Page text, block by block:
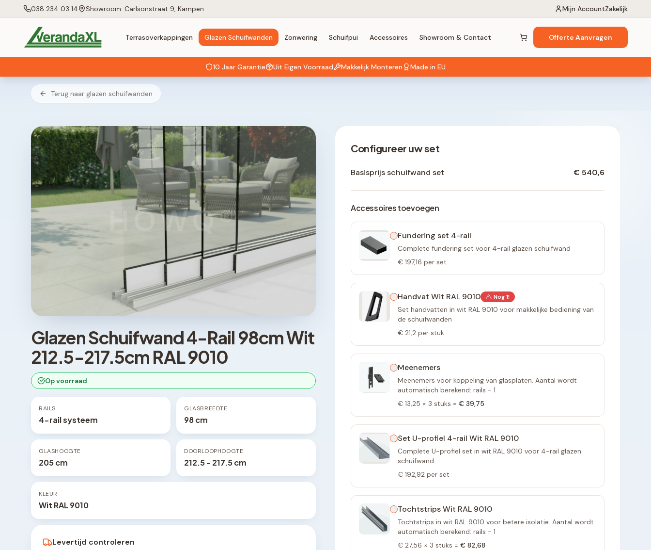
038 234 03 14 Showroom: Carlsonstraat 9, Kampen Mijn AccountZakelijk
Terrasoverkappingen Glazen Schuifwanden Zonwering Schuifpui Accessoires Showroom & Contact Winkelwagen (0items)
Offerte Aanvragen
10 Jaar Garantie Uit Eigen Voorraad Makkelijk Monteren Made in EU
Terug naar glazen schuifwanden
HOWQ®
Glazen Schuifwand 4-Rail 98cm Wit
212.5-217.5cm RAL 9010
Op voorraad
RAILS
4-rail systeem
GLASBREEDTE
98 cm
GLASHOOGTE
205 cm
DOORLOOPHOOGTE
212.5 - 217.5 cm
KLEUR
Wit RAL 9010
Levertijd controleren
Configureer uw set
Basisprijs schuifwand set € 540,6
Accessoires toevoegen
Fundering set 4-rail
Complete fundering set voor 4-rail glazen schuifwand
€ 197,16 per set
Handvat Wit RAL 9010 Nog1!
Set handvatten in wit RAL 9010 voor makkelijke bediening van
de schuifwanden
€ 21,2 per stuk
Meenemers
Meenemers voor koppeling van glasplaten. Aantal wordt
automatisch berekend: rails - 1
€ 13,25 × 3 stuks = € 39,75
Set U-profiel 4-rail Wit RAL 9010
Complete U-profiel set in wit RAL 9010 voor 4-rail glazen
schuifwand
€ 192,92 per set
Tochtstrips Wit RAL 9010
Tochtstrips in wit RAL 9010 voor betere isolatie. Aantal wordt
automatisch berekend: rails - 1
€ 27,56 × 3 stuks = € 82,68